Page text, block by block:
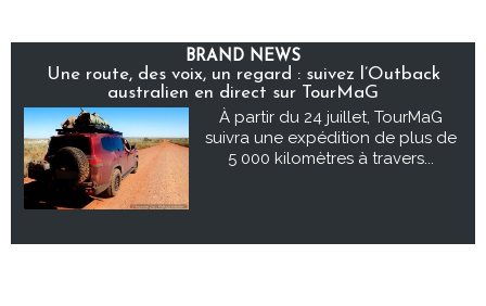
BRAND NEWS
Une route, des voix, un regard : suivez l’Outback
australien en direct sur TourMaG
À partir du 24 juillet, TourMaG
suivra une expédition de plus de
5 000 kilomètres à travers...